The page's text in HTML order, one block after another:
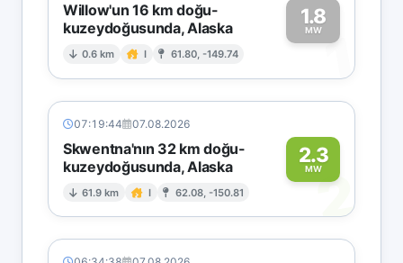
Willow'un 16 km doğu-
kuzeydoğusunda, Alaska
0.6 km I 61.80, -149.74
1.8
MW1
07:19:44 07.08.2026
Skwentna'nın 32 km doğu-
kuzeydoğusunda, Alaska
61.9 km I 62.08, -150.81
2.3
MW2